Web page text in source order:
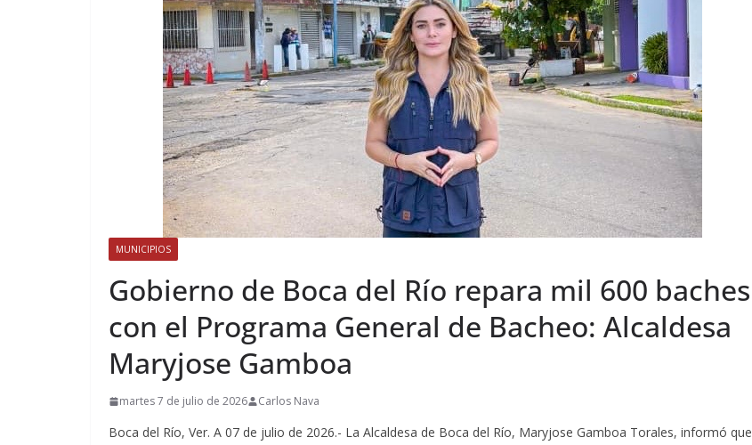
MUNICIPIOS
Gobierno de Boca del Río repara mil 600 baches
con el Programa General de Bacheo: Alcaldesa
Maryjose Gamboa
martes 7 de julio de 2026 Carlos Nava
Boca del Río, Ver. A 07 de julio de 2026.- La Alcaldesa de Boca del Río, Maryjose Gamboa Torales, informó que